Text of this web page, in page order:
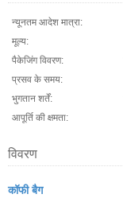
न्यूनतम आदेश मात्रा:
मूल्य:
पैकेजिंग विवरण:
प्रसव के समय:
भुगतान शर्तें:
आपूर्ति की क्षमता:
विवरण
कॉफी बैग